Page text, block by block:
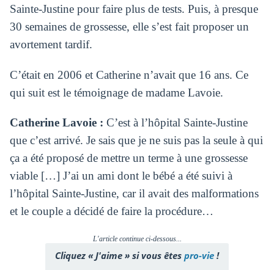
Sainte-Justine pour faire plus de tests. Puis, à presque
30 semaines de grossesse, elle s’est fait proposer un
avortement tardif.
C’était en 2006 et Catherine n’avait que 16 ans. Ce
qui suit est le témoignage de madame Lavoie.
Catherine Lavoie : C’est à l’hôpital Sainte-Justine
que c’est arrivé. Je sais que je ne suis pas la seule à qui
ça a été proposé de mettre un terme à une grossesse
viable […] J’ai un ami dont le bébé a été suivi à
l’hôpital Sainte-Justine, car il avait des malformations
et le couple a décidé de faire la procédure…
L'article continue ci-dessous...
Cliquez « J'aime » si vous êtes pro-vie !